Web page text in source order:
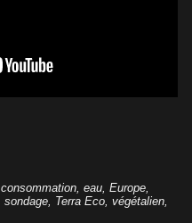
consommation, eau, Europe,
sondage, Terra Eco, végétalien,